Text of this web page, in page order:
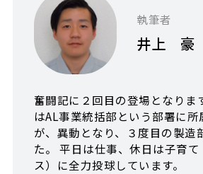
執筆者
井上 豪
奮闘記に２回目の登場となりま
はAL事業統括部という部署に所
が、異動となり、３度目の製造
た。 平日は仕事、休日は子育
ス）に全力投球しています。